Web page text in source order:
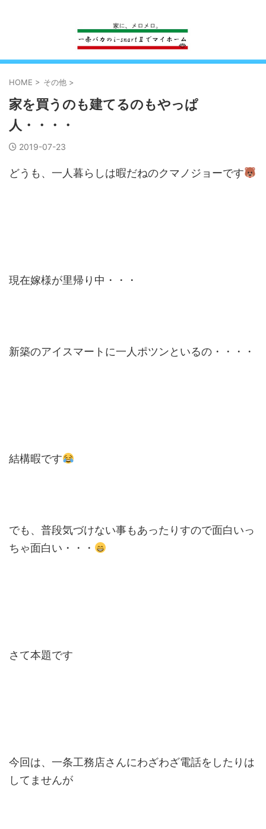
HOME > その他 >
家を買うのも建てるのもやっぱ
人・・・・
2019-07-23
どうも、一人暮らしは暇だねのクマノジョーです
現在嫁様が里帰り中・・・
新築のアイスマートに一人ポツンといるの・・・・
結構暇です
でも、普段気づけない事もあったりすので面白いっ
ちゃ面白い・・・
さて本題です
今回は、一条工務店さんにわざわざ電話をしたりは
してませんが